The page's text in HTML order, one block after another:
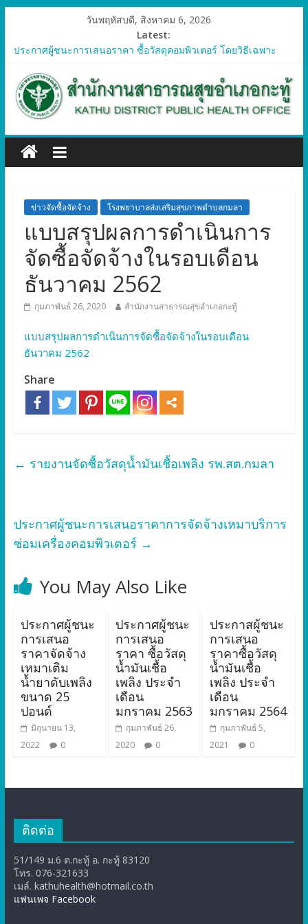
วันพฤหัสบดี, สิงหาคม 6, 2026
Latest:
ประกาศผู้ชนะการเสนอราคา ซื้อวัสดุคอมพิวเตอร์ โดยวิธีเฉพาะ
ประกาศผู้ชนะการเสนอราคา จัดซื้อวัสดุทางการแพทย์สำหรับ
โครงการป้องกันควบคุมโรคติดต่อและภัยสุขภาพในแรงงานต่างด้าว
อำเภอกะทู้ ปี 2569
เจาะจง
ประกาศผู้ชนะการเสนอรา ซื้อวัสดุงานบ้านงานครัว โดยวิธีเฉพาะ
เจาะจง
เจาะจงข่าวจัดซื้อจัดจ้าง โรงพยาบาลส่งเสริมสุขภาพตำบลกมลา
แบบสรุปผลการดำเนินการ
จัดซื้อจัดจ้างในรอบเดือน
ธันวาคม 2562
กุมภาพันธ์ 26, 2020 สำนักงานสาธารณสุขอำเภอกะทู้
แบบสรุปผลการดำเนินการจัดซื้อจัดจ้างในรอบเดือน
ธันวาคม 2562
Share
← รายงานจัดซื้อวัสดุน้ำมันเชื้อเพลิง รพ.สต.กมลา
ประกาศผู้ชนะการเสนอราคาการจัดจ้างเหมาบริการ
ซ่อมเครื่องคอมพิวเตอร์ →
You May Also Like
ประกาศผู้ชนะ
การเสนอ
ราคาจัดจ้าง
เหมาเติม
น้ำยาดับเพลิง
ขนาด 25
ปอนด์
มิถุนายน 13,
2022
0
ประกาศผู้ชนะ
การเสนอ
ราคา ซื้อวัสดุ
น้ำมันเชื้อ
เพลิง ประจำ
เดือน
มกราคม 2563
กุมภาพันธ์ 26,
2020
0
ประกาสผู้ชนะ
การเสนอ
ราคาซื้อวัสดุ
น้ำมันเชื้อ
เพลิง ประจำ
เดือน
มกราคม 2564
กุมภาพันธ์ 5,
2021
0
ติดต่อ
51/149 ม.6 ต.กะทู้ อ. กะทู้ 83120
โทร. 076-321633
เมล์. kathuhealth@hotmail.co.th
แฟนเพจ Facebook